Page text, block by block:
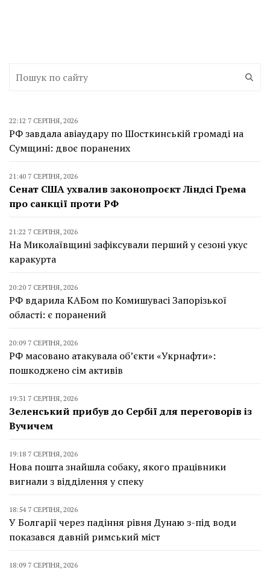
22:12 7 СЕРПНЯ, 2026
РФ завдала авіаудару по Шосткинській громаді на
Сумщині: двоє поранених
21:40 7 СЕРПНЯ, 2026
Сенат США ухвалив законопроєкт Ліндсі Грема
про санкції проти РФ
21:22 7 СЕРПНЯ, 2026
На Миколаївщині зафіксували перший у сезоні укус
каракурта
20:20 7 СЕРПНЯ, 2026
РФ вдарила КАБом по Комишувасі Запорізької
області: є поранений
20:09 7 СЕРПНЯ, 2026
РФ масовано атакувала об’єкти «Укрнафти»:
пошкоджено сім активів
19:31 7 СЕРПНЯ, 2026
Зеленський прибув до Сербії для переговорів із
Вучичем
19:18 7 СЕРПНЯ, 2026
Нова пошта знайшла собаку, якого працівники
вигнали з відділення у спеку
18:54 7 СЕРПНЯ, 2026
У Болгарії через падіння рівня Дунаю з-під води
показався давній римський міст
18:09 7 СЕРПНЯ, 2026